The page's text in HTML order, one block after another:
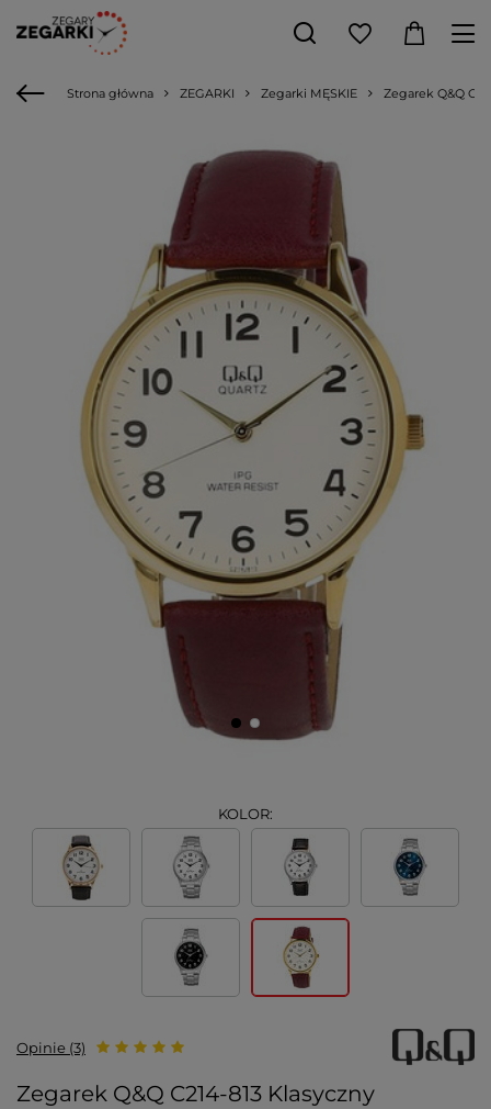
Strona główna ZEGARKI Zegarki MĘSKIE Zegarek Q&Q
KOLOR:
Opinie (3)
Zegarek Q&Q C214-813 Klasyczny